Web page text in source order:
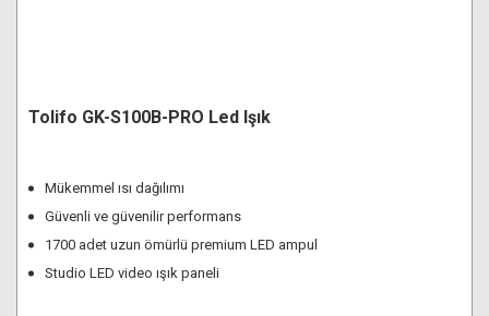
Tolifo GK-S100B-PRO Led Işık
Mükemmel ısı dağılımı
Güvenli ve güvenilir performans
1700 adet uzun ömürlü premium LED ampul
Studio LED video ışık paneli